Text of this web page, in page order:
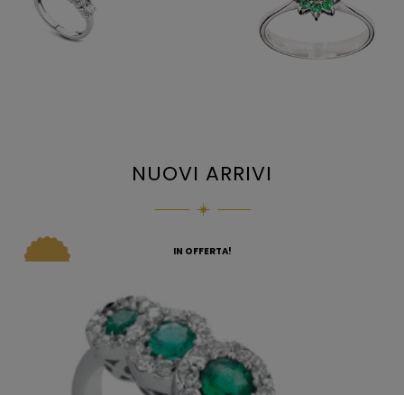
NUOVI ARRIVI
IN OFFERTA!